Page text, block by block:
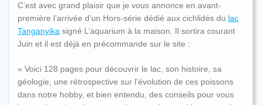
C’est avec grand plaisir que je vous annonce en avant-
première l’arrivée d’un Hors-série dédié aux cichlidés du lac
Tanganyika signé L’aquarium à la maison. Il sortira courant
Juin et il est déjà en précommande sur le site :
« Voici 128 pages pour découvrir le lac, son histoire, sa
géologie, une rétrospective sur l’évolution de ces poissons
dans notre hobby, et bien entendu, des conseils pour vous